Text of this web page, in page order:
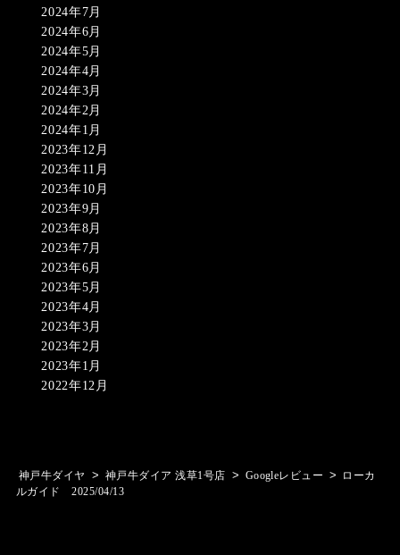
2024年7月
2024年6月
2024年5月
2024年4月
2024年3月
2024年2月
2024年1月
2023年12月
2023年11月
2023年10月
2023年9月
2023年8月
2023年7月
2023年6月
2023年5月
2023年4月
2023年3月
2023年2月
2023年1月
2022年12月
神戸牛ダイヤ > 神戸牛ダイア 浅草1号店 > Googleレビュー >
ローカ
ルガイド 2025/04/13